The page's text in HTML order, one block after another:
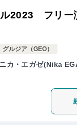
2023 フリ
グルジア（GEO）
カ・エガゼ(Nika